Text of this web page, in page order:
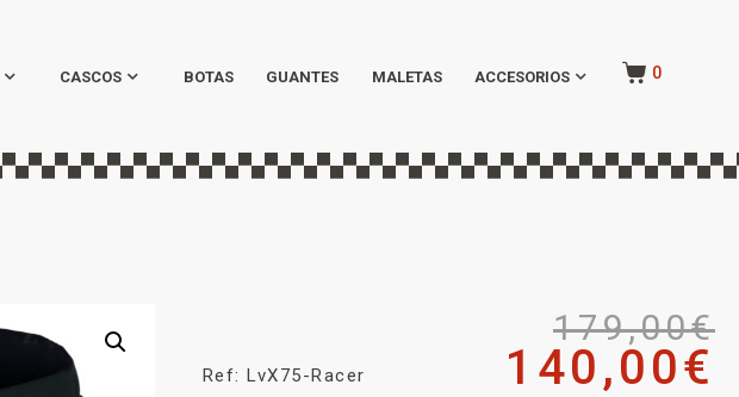
CASCOS BOTAS GUANTES MALETAS ACCESORIOS 0
Ref: LvX75-Racer
179,00€
140,00€